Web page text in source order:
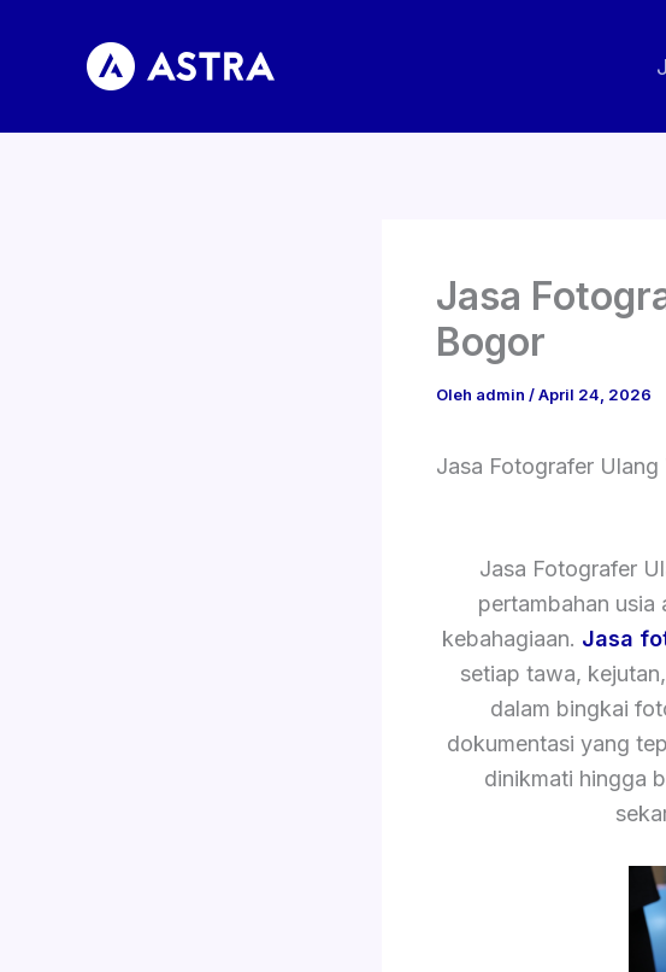
Jasa
Bogor
Oleh admin /April 24, 2026
Jasa Fotografer
Jasa Fotografer
pertambahan usia
kebahagiaan. Jasa
setiap tawa,
dalam bingkai
dokumentasi yang
dinikmati hingga